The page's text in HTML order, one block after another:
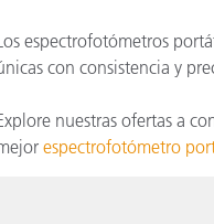
espectrofotómetros
con consistencia y
nuestras ofertas a
espectrofotómetro